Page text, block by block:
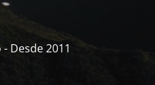
Desde 2011